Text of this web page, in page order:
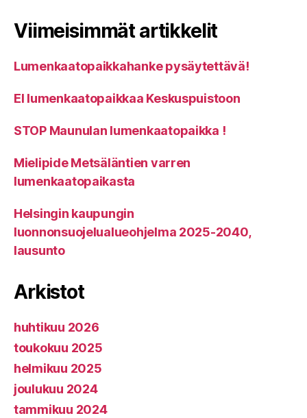
Viimeisimmät artikkelit
Lumenkaatopaikkahanke pysäytettävä!
EI lumenkaatopaikkaa Keskuspuistoon
STOP Maunulan lumenkaatopaikka !
Mielipide Metsäläntien varren
lumenkaatopaikasta
Helsingin kaupungin
luonnonsuojelualueohjelma 2025-2040,
lausunto
Arkistot
huhtikuu 2026
toukokuu 2025
helmikuu 2025
joulukuu 2024
tammikuu 2024